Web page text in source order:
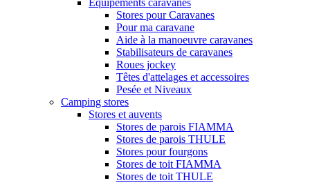
Stores pour Caravanes
Pour ma caravane
Aide à la manoeuvre caravanes
Stabilisateurs de caravanes
Roues jockey
Têtes d'attelages et accessoires
Pesée et Niveaux
Camping stores
Stores et auvents
Stores de parois FIAMMA
Stores de parois THULE
Stores pour fourgons
Stores de toit FIAMMA
Stores de toit THULE